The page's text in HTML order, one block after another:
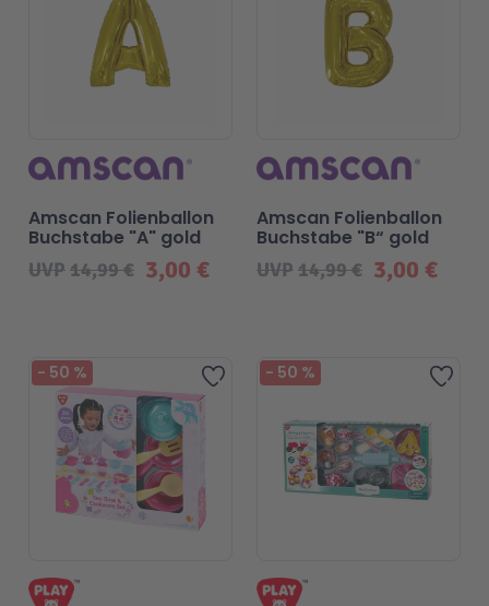
3,00 €
UVP14,99 €
Amscan Folienballon
Buchstabe "A" gold
3,00 €
UVP14,99 €
Amscan Folienballon
Buchstabe "B“ gold
Zur Wunschliste hinzufügen
- 50 % Zur
- 50 %